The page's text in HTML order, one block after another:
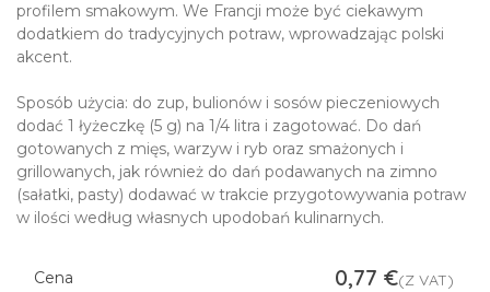
profilem smakowym. We Francji może być ciekawym
dodatkiem do tradycyjnych potraw, wprowadzając polski
akcent.
Sposób użycia: do zup, bulionów i sosów pieczeniowych
dodać 1 łyżeczkę (5 g) na 1/4 litra i zagotować. Do dań
gotowanych z mięs, warzyw i ryb oraz smażonych i
grillowanych, jak również do dań podawanych na zimno
(sałatki, pasty) dodawać w trakcie przygotowywania potraw
w ilości według własnych upodobań kulinarnych.
Cena 0,77 €(Z VAT)